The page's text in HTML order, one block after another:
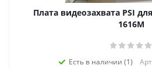
Плата видеозахвата PSI
1616M
Есть в наличии (1)